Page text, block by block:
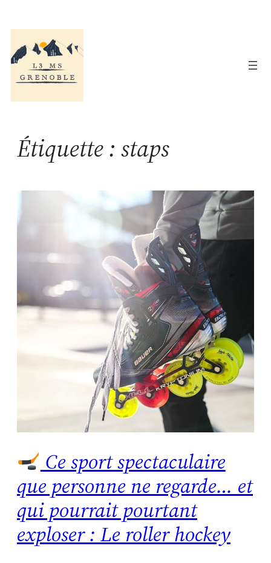
au
contenu
Étiquette : staps
Ce sport spectaculaire
que personne ne regarde… et
qui pourrait pourtant
exploser : Le roller hockey